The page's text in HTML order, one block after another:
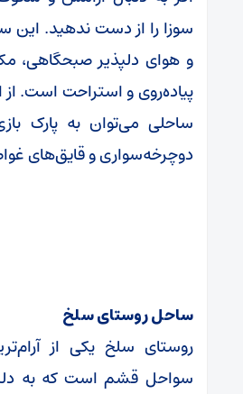
سوزا را از دست ندهید. این
و هوای دلپذیر صبحگاهی،
پیاده‌روی و استراحت است.
ساحلی می‌توان به پارک
دوچرخه‌سواری و قایق‌های
ساحل روستای سلخ
روستای سلخ یکی از
سواحل قشم است که به